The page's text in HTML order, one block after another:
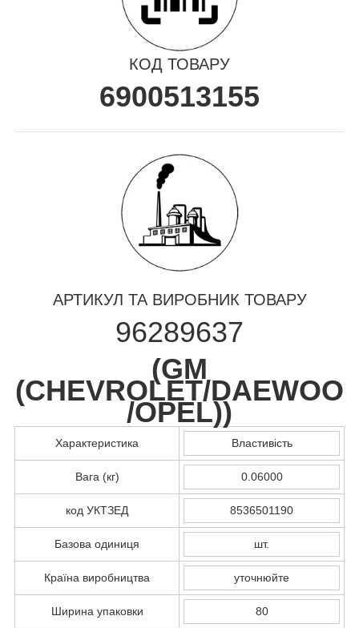
КОД ТОВАРУ
6900513155
АРТИКУЛ ТА ВИРОБНИК ТОВАРУ
96289637
(GM
(CHEVROLET/DAEWOO
/OPEL))
Характеристика Властивість
Вага (кг) 0.06000
код УКТЗЕД 8536501190
Базова одиниця шт.
Країна виробництва уточнюйте
Ширина упаковки 80